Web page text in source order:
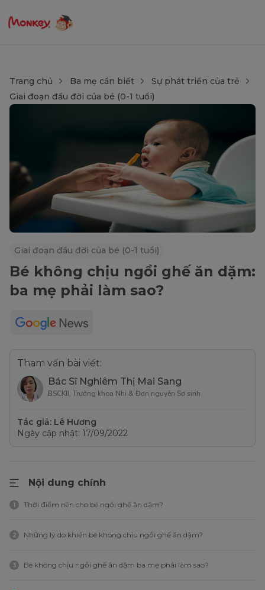
Trang chủ Ba mẹ cần biết
Sự phát triển của trẻ
Giai đoạn đầu đời của bé (0-1 tuổi)
Giai đoạn đầu đời của bé (0-1 tuổi)
Bé không chịu ngồi ghế ăn dặm:
ba mẹ phải làm sao?
Tham vấn bài viết:
Bác Sĩ Nghiêm Thị Mai Sang
BSCKII, Trưởng khoa Nhi & Đơn nguyên Sơ sinh
Tác giả: Lê Hương
Ngày cập nhật: 17/09/2022
Nội dung chính
1 Thời điểm nên cho bé ngồi ghế ăn dặm?
2 Những lý do khiến bé không chịu ngồi ghế ăn dặm?
3 Bé không chịu ngồi ghế ăn dặm ba mẹ phải làm sao?